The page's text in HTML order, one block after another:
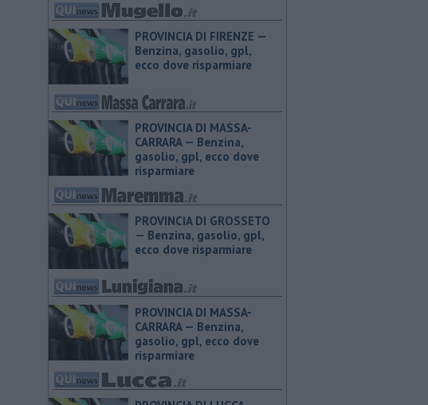
PROVINCIA DI FIRENZE — ​
Benzina, gasolio, gpl,
ecco dove risparmiare
PROVINCIA DI MASSA-
CARRARA — ​Benzina,
gasolio, gpl, ecco dove
risparmiare
PROVINCIA DI GROSSETO
— ​Benzina, gasolio, gpl,
ecco dove risparmiare
PROVINCIA DI MASSA-
CARRARA — ​Benzina,
gasolio, gpl, ecco dove
risparmiare